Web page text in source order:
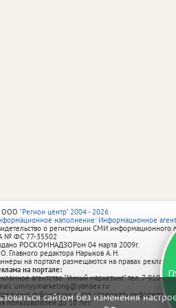
сайтом без изменения
"Регион центр" 2004 - 2026
наполнение: Информационное
о регистрации СМИ информационного
№ ФС 77‑35502
РОСКОМНАДЗОРом 04 марта 2009г.
Главного редактора Нарыков А. Н.
на портале размещаются на правах рекламы.
на портале:
агентство "Умный маркетинг" тел. 7-910-
umnyy.marketing@yandex.ru
публикации могут содержать
пользователей до 18 лет.